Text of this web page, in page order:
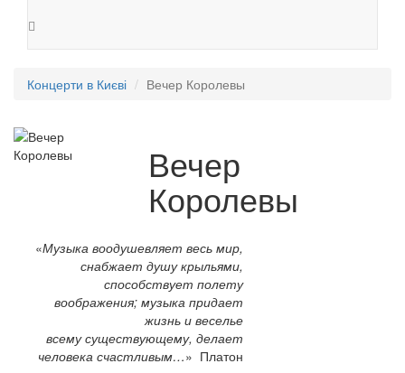
Концерти в Києві Вечер Королевы
Вечер
Королевы
«Музыка воодушевляет весь мир,
снабжает душу крыльями,
способствует полету
воображения; музыка придает
жизнь и веселье
всему существующему, делает
человека счастливым…» Платон